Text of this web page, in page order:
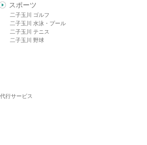
スポーツ
二子玉川 ゴルフ
二子玉川 水泳・プール
二子玉川 テニス
二子玉川 野球
行サービス